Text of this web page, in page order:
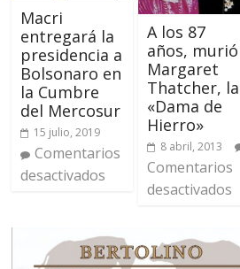
Macri
entregará la
presidencia a
Bolsonaro en
la Cumbre
del Mercosur
15 julio, 2019
Comentarios
desactivados
A los 87
años, murió
Margaret
Thatcher, la
«Dama de
Hierro»
8 abril, 2013
Comentarios
desactivados